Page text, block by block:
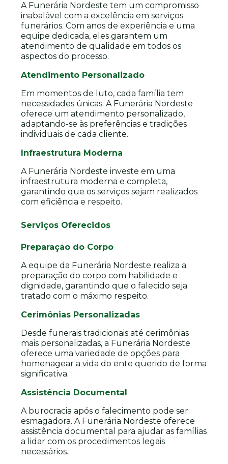
A Funerária Nordeste tem um compromisso
inabalável com a excelência em serviços
funerários. Com anos de experiência e uma
equipe dedicada, eles garantem um
atendimento de qualidade em todos os
aspectos do processo.
Atendimento Personalizado
Em momentos de luto, cada família tem
necessidades únicas. A Funerária Nordeste
oferece um atendimento personalizado,
adaptando-se às preferências e tradições
individuais de cada cliente.
Infraestrutura Moderna
A Funerária Nordeste investe em uma
infraestrutura moderna e completa,
garantindo que os serviços sejam realizados
com eficiência e respeito.
Serviços Oferecidos
Preparação do Corpo
A equipe da Funerária Nordeste realiza a
preparação do corpo com habilidade e
dignidade, garantindo que o falecido seja
tratado com o máximo respeito.
Cerimônias Personalizadas
Desde funerais tradicionais até cerimônias
mais personalizadas, a Funerária Nordeste
oferece uma variedade de opções para
homenagear a vida do ente querido de forma
significativa.
Assistência Documental
A burocracia após o falecimento pode ser
esmagadora. A Funerária Nordeste oferece
assistência documental para ajudar as famílias
a lidar com os procedimentos legais
necessários.